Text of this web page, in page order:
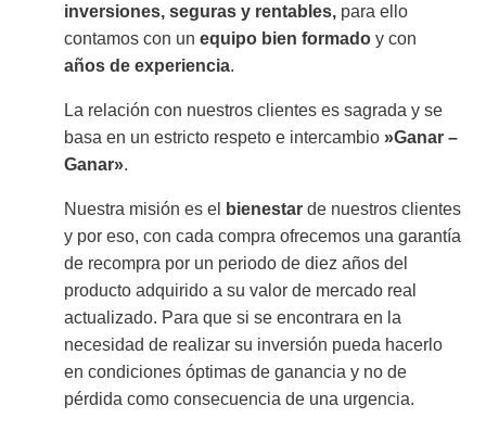
inversiones, seguras y rentables, para ello
contamos con unequipo bien formado y con
años de experiencia.
La relación con nuestros clientes es sagrada y se
basa en un estricto respeto e intercambio »Ganar –
Ganar».
Nuestra misión es el bienestar de nuestros clientes
y por eso, con cada compra ofrecemos una garantía
de recompra por un periodo de diez años del
producto adquirido a su valor de mercado real
actualizado. Para que si se encontrara en la
necesidad de realizar su inversión pueda hacerlo
en condiciones óptimas de ganancia y no de
pérdida como consecuencia de una urgencia.